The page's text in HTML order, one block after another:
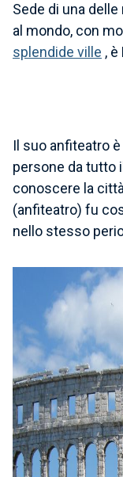
Sede di una delle
al mondo, con
splendide ville , è
Il suo anfiteatro
persone da tutto
conoscere la
(anfiteatro) fu
nello stesso